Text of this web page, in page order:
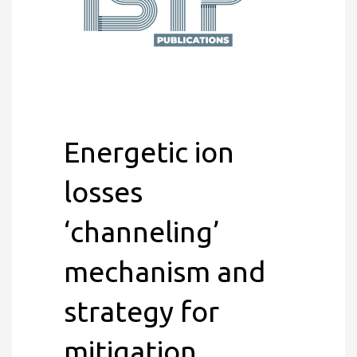
Energetic ion
losses
‘channeling’
mechanism and
strategy for